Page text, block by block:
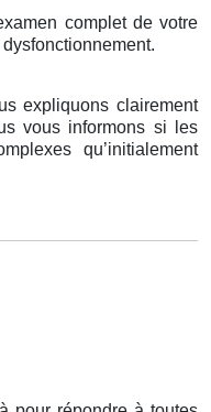
complet de votre
expliquons clairement
vous informons si les
qu’initialement